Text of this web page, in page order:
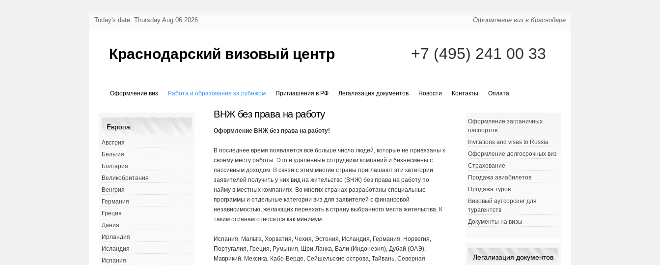
Оформление виз в Краснодаре
Today's date: Thursday Aug 06 2026
Краснодарский визовый центр +7 (495) 241 00 33
Оформление виз Работа и образование за рубежом Приглашения в РФ Легализация документов Новости Контакты Оплата
ВНЖ без права на работу
Оформление ВНЖ без права на работу!
В последнее время появляется всё больше число людей, которые не привязаны к
своему месту работы. Это и удалённые сотрудники компаний и бизнесмены с
пассивным доходом. В связи с этим многие страны приглашают эти категории
заявителей получить у них вид на жительство (ВНЖ) без права на работу по
найму в местных компаниях. Во многих странах разработаны специальные
программы и отдельные категории виз для заявителей с финансовой
независимостью, желающих переехать в страну выбранного места жительства. К
таким странам относятся как минимум:
Испания, Мальта, Хорватия, Чехия, Эстония, Исландия, Германия, Норвегия,
Португалия, Греция, Румыния, Шри-Ланка, Бали (Индонезия), Дубай (ОАЭ),
Маврикий, Мексика, Кабо-Верде, Сейшельские острова, Тайвань, Северная
Европа:
Австрия
Бельгия
Болгария
Великобритания
Венгрия
Германия
Греция
Дания
Ирландия
Исландия
Испания
Оформление заграничных
паспортов
Invitations and visas to Russia
Оформление долгосрочных виз
Страхование
Продажа авиабилетов
Продажа туров
Визовый аутсорсинг для
турагентств
Документы на визы
Легализация документов